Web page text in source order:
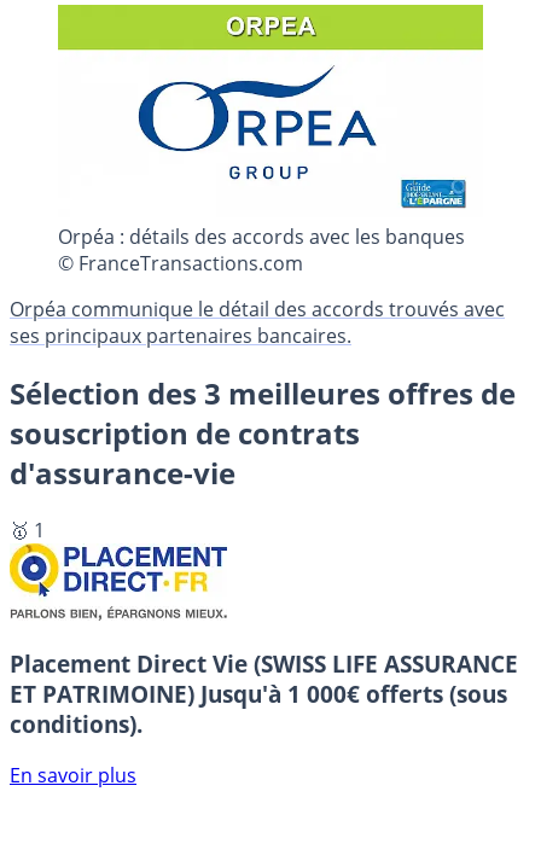
Orpéa : détails des accords avec les banques
© FranceTransactions.com
Orpéa communique le détail des accords trouvés avec
ses principaux partenaires bancaires.
Sélection des 3 meilleures offres de
souscription de contrats
d'assurance-vie
🥇 1
Placement Direct Vie (SWISS LIFE ASSURANCE
ET PATRIMOINE) Jusqu'à 1 000€ offerts (sous
conditions).
En savoir plus